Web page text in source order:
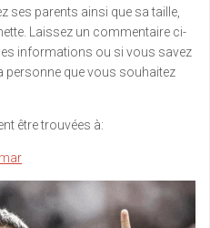
ses parents ainsi que sa taille,
Laissez un commentaire ci-
informations ou si vous savez
personne que vous souhaitez
être trouvées à: